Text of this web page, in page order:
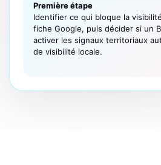
Première étape
Identifier ce qui bloque la
fiche Google, puis décider si un
activer les signaux territoriaux
de visibilité locale.